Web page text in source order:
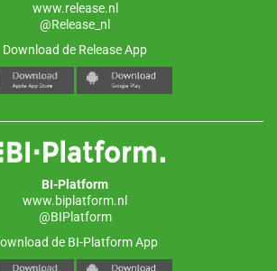
www.release.nl
@Release_nl
Download de Release App
BI-Platform
www.biplatform.nl
@BIPlatform
de BI-Platform App